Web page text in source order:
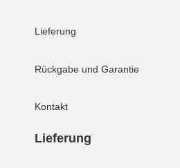
Lieferung
Rückgabe und Garantie
Kontakt
Lieferung